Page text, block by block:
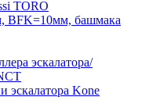
TORO
BFK=10мм, башмака
эскалатора/
эскалатора Kone